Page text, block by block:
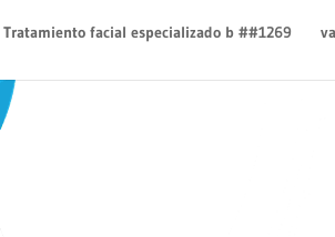
Tratamiento facial especializado b ##1269